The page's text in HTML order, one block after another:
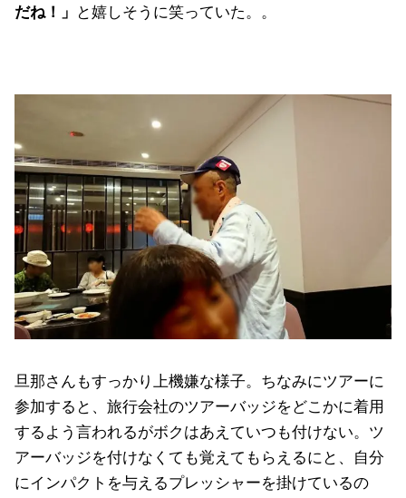
だね！」
と嬉しそうに笑っていた。。
旦那さんもすっかり上機嫌な様子。ちなみにツアーに
参加すると、旅行会社のツアーバッジをどこかに着用
するよう言われるがボクはあえていつも付けない。ツ
アーバッジを付けなくても覚えてもらえるにと、自分
にインパクトを与えるプレッシャーを掛けているの